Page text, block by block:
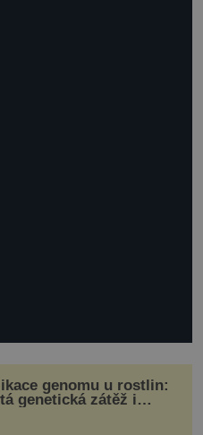
genomu u rostlin:
genetická zátěž i